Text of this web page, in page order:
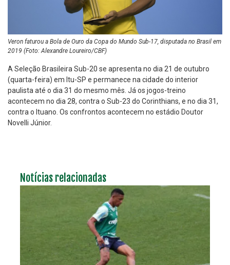
Veron faturou a Bola de Ouro da Copa do Mundo Sub-17, disputada no Brasil em
2019 (Foto: Alexandre Loureiro/CBF)
A Seleção Brasileira Sub-20 se apresenta no dia 21 de outubro
(quarta-feira) em Itu-SP e permanece na cidade do interior
paulista até o dia 31 do mesmo mês. Já os jogos-treino
acontecem no dia 28, contra o Sub-23 do Corinthians, e no dia 31,
contra o Ituano. Os confrontos acontecem no estádio Doutor
Novelli Júnior.
Notícias relacionadas